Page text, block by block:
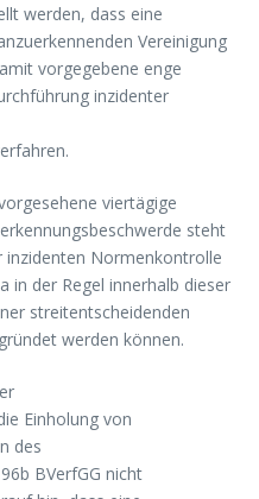
werden, dass eine
Vereinigung
vorgegebene enge
inzidenter
viertägige
steht
inzidenten Normenkontrolle
in der Regel innerhalb dieser
streitentscheidenden
werden können.
Einholung von
des
BVerfGG nicht